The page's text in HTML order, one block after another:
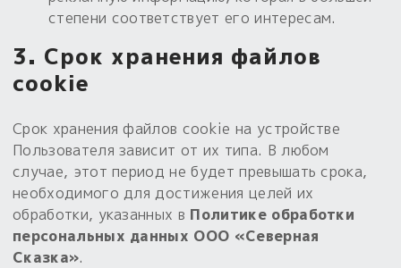
степени соответствует его интересам.
3. Срок хранения файлов
cookie
Срок хранения файлов cookie на устройстве
Пользователя зависит от их типа. В любом
случае, этот период не будет превышать срока,
необходимого для достижения целей их
обработки, указанных в Политике обработки
персональных данных ООО «Северная
Сказка».